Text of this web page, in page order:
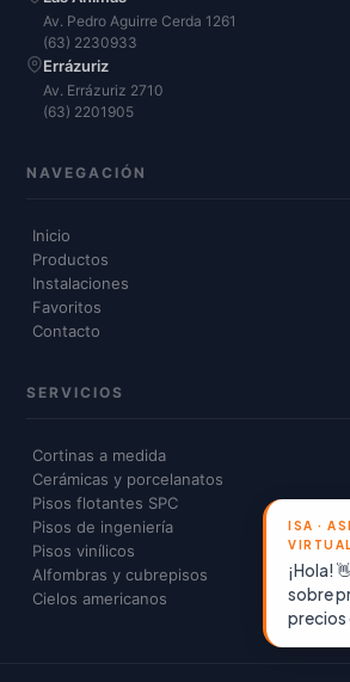
¡Hola!
sobre
precios
Av. Pedro Aguirre Cerda 1261
(63) 2230933
Errázuriz
Av. Errázuriz 2710
(63) 2201905
NAVEGACIÓN
Inicio
Productos
Instalaciones
Favoritos
Contacto
SERVICIOS
Cortinas a medida
Cerámicas y porcelanatos
Pisos flotantes SPC
Pisos de ingeniería
Pisos vinílicos
Alfombras y cubrepisos
Cielos americanos